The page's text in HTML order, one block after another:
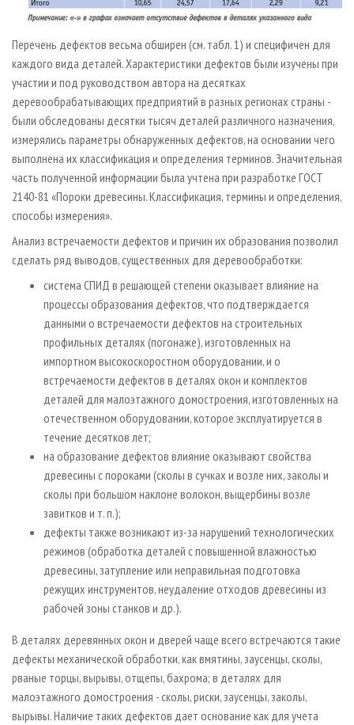
Перечень дефектов весьма обширен (см. табл. 1) и специфичен для
каждого вида деталей. Характеристики дефектов были изучены при
участии и под руководством автора на десятках
деревообрабатывающих предприятий в разных регионах страны -
были обследованы десятки тысяч деталей различного назначения,
измерялись параметры обнаруженных дефектов, на основании чего
выполнена их классификация и определения терминов. Значительная
часть полученной информации была учтена при разработке ГОСТ
2140­-81 «Пороки древесины. Классификация, термины и определения,
способы измерения».
Анализ встречаемости дефектов и причин их образования позволил
сделать ряд выводов, существенных для деревообработки:
система СПИД в решающей степени оказывает влияние на
процессы образования дефектов, что подтверждается
данными о встречаемости дефектов на строительных
профильных деталях (погонаже), изготовленных на
импортном высокоскоростном оборудовании, и о
встречаемости дефектов в деталях окон и комплектов
деталей для малоэтажного домостроения, изготовленных на
отечественном оборудовании, которое эксплуатируется в
течение десятков лет;
на образование дефектов влияние оказывают свойства
древесины с пороками (сколы в сучках и возле них, заколы и
сколы при большом наклоне волокон, выщербины возле
завитков и т. п.);
дефекты также возникают из­-за нарушений технологических
режимов (обработка деталей с повышенной влажностью
древесины, затупление или неправильная подготовка
режущих инструментов, неудаление отходов древесины из
рабочей зоны станков и др.).
В деталях деревянных окон и дверей чаще всего встречаются такие
дефекты механической обработки, как вмятины, заусенцы, сколы,
рваные торцы, вырывы, отщепы, бахрома; в деталях для
малоэтажного домостроения - сколы, риски, заусенцы, заколы,
вырывы. Наличие таких дефектов дает основание как для учета